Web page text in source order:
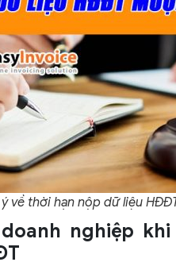
về thời hạn nộp dữ liệu
nghiệp khi